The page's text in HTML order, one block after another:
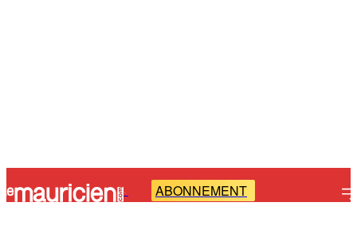
- ABONNEMENT